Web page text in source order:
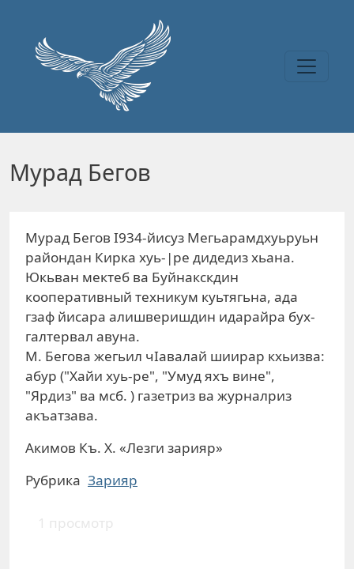
Мурад Бегов
Мурад Бегов I934-йисуз Мегьарамдхуьруьн
райондан Кирка хуь-|ре дидедиз хьана.
Юкьван мектеб ва Буйнакскдин
кооперативный техникум куьтягьна, ада
гзаф йисара алишверишдин идарайра бух-
галтервал авуна.
М. Бегова жегьил чIавалай шиирар кхьизва:
абур ("Хайи хуь-ре", "Умуд яхъ вине",
"Ярдиз" ва мсб. ) газетриз ва журналриз
акъатзава.
Акимов Къ. Х. «Лезги зарияр»
Рубрика Зарияр
1 просмотр